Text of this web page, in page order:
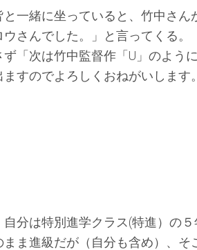
一緒に坐っていると、竹中さん
さんでした。」と言ってくる。
「次は竹中監督作「U」のよう
すのでよろしくおねがいします
分は特別進学クラス(特進）の５
ま進級だが（自分も含め）、そ